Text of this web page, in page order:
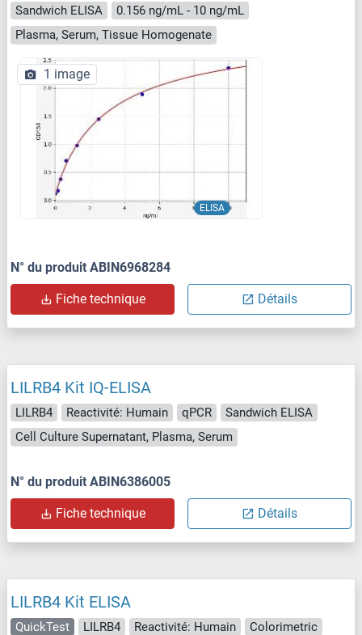
Sandwich ELISA
0.156 ng/mL - 10 ng/mL
Plasma, Serum, Tissue Homogenate
ELISA
1 image
N° du produit ABIN6968284
Fiche technique Détails
LILRB4 Kit IQ-ELISA
LILRB4 Reactivité: Humain qPCR
Sandwich ELISA
Cell Culture Supernatant, Plasma, Serum
N° du produit ABIN6386005
Fiche technique Détails
LILRB4 Kit ELISA
QuickTest LILRB4 Reactivité: Humain
Colorimetric